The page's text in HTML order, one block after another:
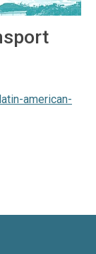
american-